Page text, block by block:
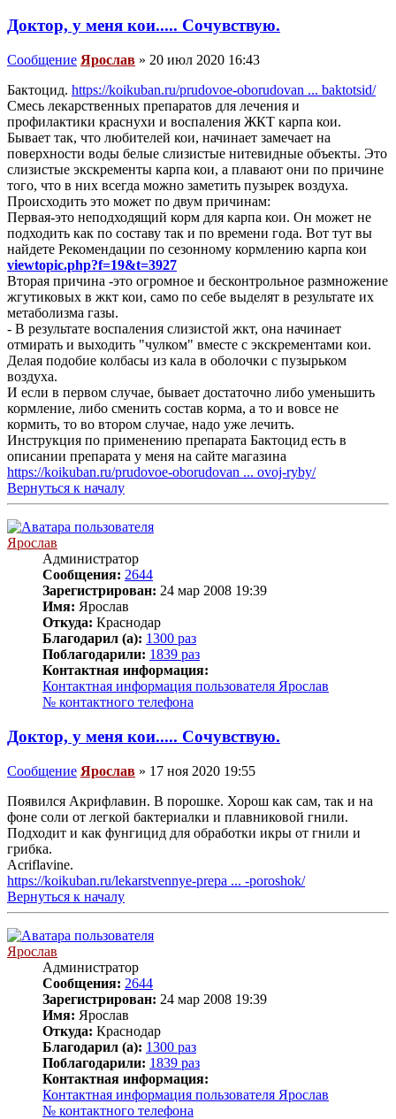
Доктор, у меня кои..... Сочувствую.
Сообщение Ярослав » 20 июл 2020 16:43
Бактоцид. https://koikuban.ru/prudovoe-oborudovan ... baktotsid/
Смесь лекарственных препаратов для лечения и
профилактики краснухи и воспаления ЖКТ карпа кои.
Бывает так, что любителей кои, начинает замечает на
поверхности воды белые слизистые нитевидные объекты. Это
слизистые экскременты карпа кои, а плавают они по причине
того, что в них всегда можно заметить пузырек воздуха.
Происходить это может по двум причинам:
Первая-это неподходящий корм для карпа кои. Он может не
подходить как по составу так и по времени года. Вот тут вы
найдете Рекомендации по сезонному кормлению карпа кои
viewtopic.php?f=19&t=3927
Вторая причина -это огромное и бесконтрольное размножение
жгутиковых в жкт кои, само по себе выделят в результате их
метаболизма газы.
- В результате воспаления слизистой жкт, она начинает
отмирать и выходить "чулком" вместе с экскрементами кои.
Делая подобие колбасы из кала в оболочки с пузырьком
воздуха.
И если в первом случае, бывает достаточно либо уменьшить
кормление, либо сменить состав корма, а то и вовсе не
кормить, то во втором случае, надо уже лечить.
Инструкция по применению препарата Бактоцид есть в
описании препарата у меня на сайте магазина
https://koikuban.ru/prudovoe-oborudovan ... ovoj-ryby/
Вернуться к началу
Ярослав
Администратор
Сообщения: 2644
Зарегистрирован: 24 мар 2008 19:39
Имя: Ярослав
Откуда: Краснодар
Благодарил (а): 1300 раз
Поблагодарили: 1839 раз
Контактная информация:
Контактная информация пользователя Ярослав
№ контактного телефона
Доктор, у меня кои..... Сочувствую.
Сообщение Ярослав » 17 ноя 2020 19:55
Появился Акрифлавин. В порошке. Хорош как сам, так и на
фоне соли от легкой бактериалки и плавниковой гнили.
Подходит и как фунгицид для обработки икры от гнили и
грибка.
Acriflavine.
https://koikuban.ru/lekarstvennye-prepa ... -poroshok/
Вернуться к началу
Ярослав
Администратор
Сообщения: 2644
Зарегистрирован: 24 мар 2008 19:39
Имя: Ярослав
Откуда: Краснодар
Благодарил (а): 1300 раз
Поблагодарили: 1839 раз
Контактная информация:
Контактная информация пользователя Ярослав
№ контактного телефона